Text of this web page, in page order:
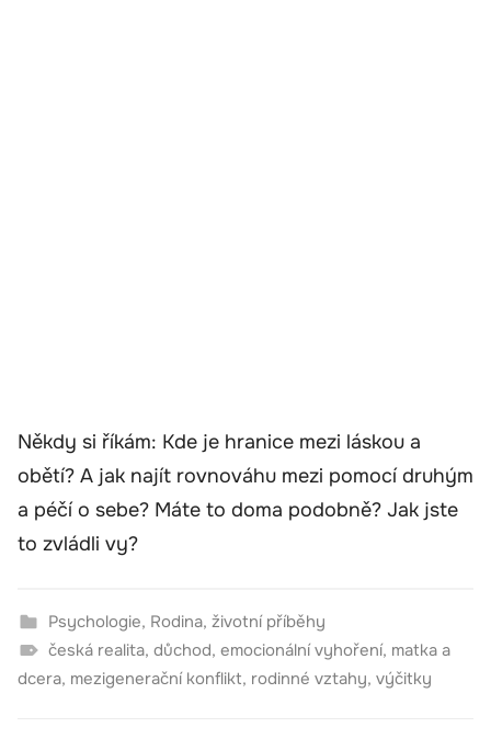
Někdy si říkám: Kde je hranice mezi láskou a
obětí? A jak najít rovnováhu mezi pomocí druhým
a péčí o sebe? Máte to doma podobně? Jak jste
to zvládli vy?
Psychologie, Rodina, životní příběhy
česká realita, důchod, emocionální vyhoření, matka a
dcera, mezigenerační konflikt, rodinné vztahy, výčitky